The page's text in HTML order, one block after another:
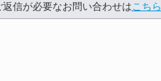
信が必要なお問い合わせはこちら